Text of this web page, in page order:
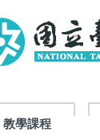
教學課程